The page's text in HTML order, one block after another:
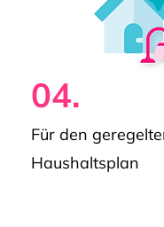
04.
Für den
Haushaltsplan